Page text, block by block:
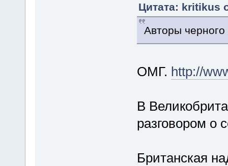
Цитата: kritikus
Авторы
ОМГ. http://
В
разговором о
Британская